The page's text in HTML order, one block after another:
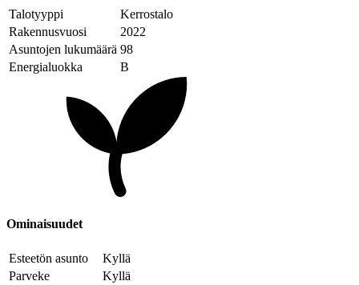
Talotyyppi
Kerrostalo
Rakennusvuosi
2022
Asuntojen lukumäärä 98
Energialuokka
B
Ominaisuudet
Esteetön asunto
Kyllä
Parveke
Kyllä